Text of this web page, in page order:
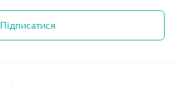
Підписатися